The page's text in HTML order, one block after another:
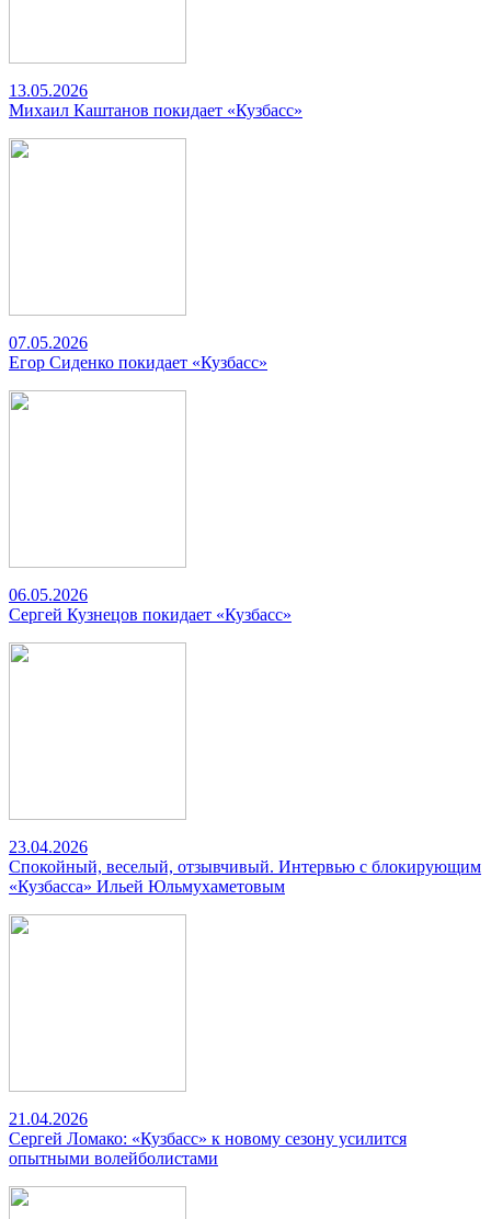
13.05.2026
Михаил Каштанов покидает «Кузбасс»
07.05.2026
Егор Сиденко покидает «Кузбасс»
06.05.2026
Сергей Кузнецов покидает «Кузбасс»
23.04.2026
Спокойный, веселый, отзывчивый. Интервью с блокирующим
«Кузбасса» Ильей Юльмухаметовым
21.04.2026
Сергей Ломако: «Кузбасс» к новому сезону усилится
опытными волейболистами